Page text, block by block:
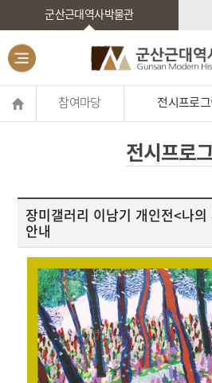
군산근대역사박물관
참여마당 전시프로
전시프로
장미갤러리 이남기 개인전<나
안내